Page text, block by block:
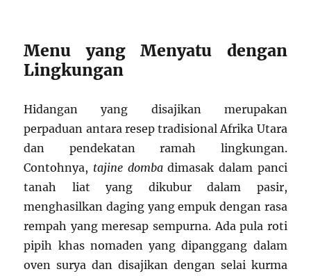
Menu yang Menyatu dengan
Lingkungan
Hidangan yang disajikan merupakan
perpaduan antara resep tradisional Afrika Utara
dan pendekatan ramah lingkungan.
Contohnya, tajine dombadimasak dalam panci
tanah liat yang dikubur dalam pasir,
menghasilkan daging yang empuk dengan rasa
rempah yang meresap sempurna. Ada pula roti
pipih khas nomaden yang dipanggang dalam
oven surya dan disajikan dengan selai kurma